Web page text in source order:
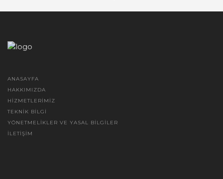
ANASAYFA
HAKKIMIZDA
HIZMETLERIMIZ
TEKNIK BILGI
YÖNETMELIKLER VE YASAL BILGILER
İLETIŞIM